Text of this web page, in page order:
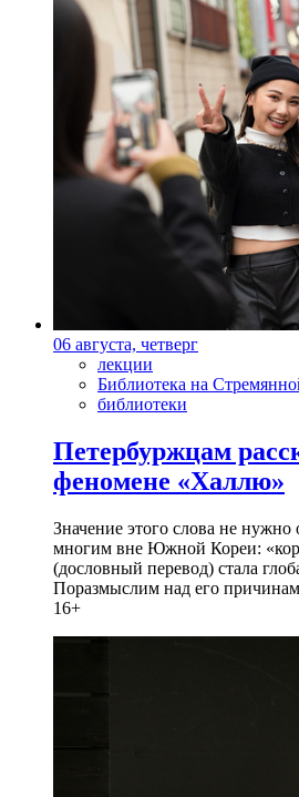
06 августа, четверг
лекции
Библиотека на
библиотеки
Петербуржцам
феномене «Халлю»
Значение этого слова не нужно
многим вне Южной Кореи:
(дословный перевод) стала
Поразмыслим над его
16+